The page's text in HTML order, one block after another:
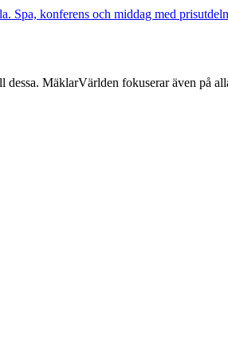
Spa, konferens och middag med
MäklarVärlden fokuserar även på